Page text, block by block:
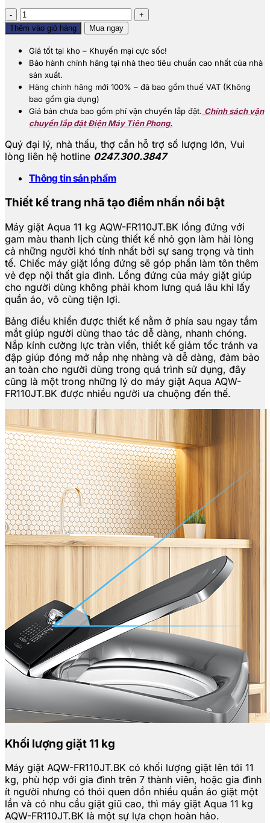
Máy
giặt
Aqua
Inverter
11
kg
AQW-
FR110JT.BK
số
lượng
Thêm vào giỏ hàng Mua ngay
Giá tốt tại kho – Khuyến mại cực sốc!
Bảo hành chính hãng tại nhà theo tiêu chuẩn cao nhất của nhà
sản xuất.
Hàng chính hãng mới 100% – đã bao gồm thuế VAT (Không
bao gồm gia dụng)
Giá bán chưa bao gồm phí vận chuyển lắp đặt. Chính sách vận
chuyển lắp đặt Điện Máy Tiên Phong.
Quý đại lý, nhà thấu, thợ cần hỗ trợ số lượng lớn, Vui
lòng liên hệ hotline 0247.300.3847
Thông tin sản phẩm
Thiết kế trang nhã tạo điểm nhấn nổi bật
Máy giặt Aqua 11 kg AQW-FR110JT.BK lồng đứng với
gam màu thanh lịch cùng thiết kế nhỏ gọn làm hài lòng
cả những người khó tính nhất bởi sự sang trọng và tinh
tế. Chiếc máy giặt lồng đứng sẽ góp phần làm tôn thêm
vẻ đẹp nội thất gia đình. Lồng đứng của máy giặt giúp
cho người dùng không phải khom lưng quá lâu khi lấy
quần áo, vô cùng tiện lợi.
Bảng điều khiển được thiết kế nằm ở phía sau ngay tầm
mắt giúp người dùng thao tác dễ dàng, nhanh chóng.
Nắp kính cường lực tràn viền, thiết kế giảm tốc tránh va
đập giúp đóng mở nắp nhẹ nhàng và dễ dàng, đảm bảo
an toàn cho người dùng trong quá trình sử dụng, đây
cũng là một trong những lý do máy giặt Aqua AQW-
FR110JT.BK được nhiều người ưa chuộng đến thế.
Khối lượng giặt 11 kg
Máy giặt AQW-FR110JT.BK có khối lượng giặt lên tới 11
kg, phù hợp với gia đình trên 7 thành viên, hoặc gia đình
ít người nhưng có thói quen dồn nhiều quần áo giặt một
lần và có nhu cầu giặt giũ cao, thì máy giặt Aqua 11 kg
AQW-FR110JT.BK là một sự lựa chọn hoàn hảo.